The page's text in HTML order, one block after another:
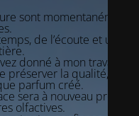
sont momentanément
de l’écoute et une
donné à mon travail, j’ai
la qualité, la
parfum créé.
sera à nouveau propice
olfactives.